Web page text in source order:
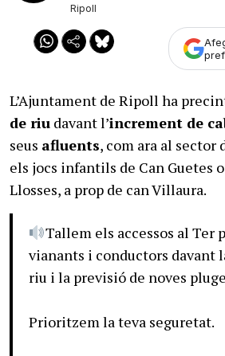
Ripoll
L’Ajuntament de Ripoll ha
de riu davant l’increment de
seus afluents, com ara al sector
els jocs infantils de Can Guetes
Llosses, a prop de can Villaura.
Tallem els accessos al Ter
vianants i conductors davant
riu i la previsió de noves
Prioritzem la teva seguretat.